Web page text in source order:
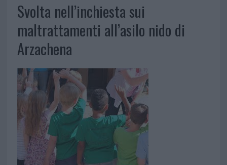
Svolta nell’inchiesta sui
maltrattamenti all’asilo nido di
Arzachena